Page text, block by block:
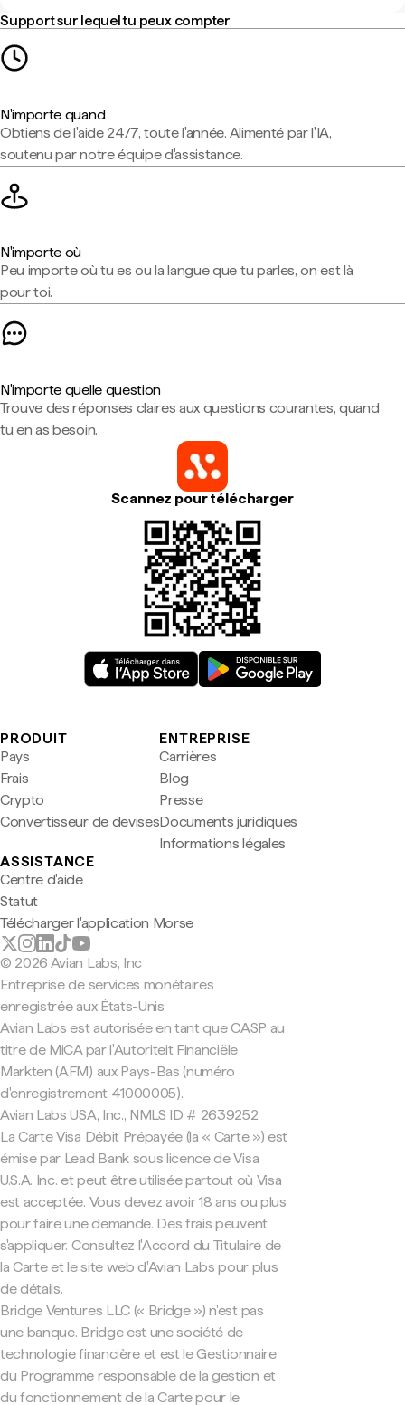
Support sur lequel tu peux compter
N'importe quand
Obtiens de l'aide 24/7, toute l'année. Alimenté par l'IA,
soutenu par notre équipe d'assistance.
N'importe où
Peu importe où tu es ou la langue que tu parles, on est là
pour toi.
N'importe quelle question
Trouve des réponses claires aux questions courantes, quand
tu en as besoin.
Scannez pour télécharger
PRODUIT
Pays
Frais
Crypto
Convertisseur de devises
ENTREPRISE
Carrières
Blog
Presse
Documents juridiques
Informations légales
ASSISTANCE
Centre d'aide
Statut
Télécharger l'application Morse
© 2026 Avian Labs, Inc
Entreprise de services monétaires
enregistrée aux États-Unis
Avian Labs est autorisée en tant que CASP au
titre de MiCA par l'Autoriteit Financiële
Markten (AFM) aux Pays-Bas (numéro
d'enregistrement 41000005).
Avian Labs USA, Inc., NMLS ID # 2639252
La Carte Visa Débit Prépayée (la « Carte ») est
émise par Lead Bank sous licence de Visa
U.S.A. Inc. et peut être utilisée partout où Visa
est acceptée. Vous devez avoir 18 ans ou plus
pour faire une demande. Des frais peuvent
s'appliquer. Consultez l'Accord du Titulaire de
la Carte et le site web d'Avian Labs pour plus
de détails.
Bridge Ventures LLC (« Bridge ») n'est pas
une banque. Bridge est une société de
technologie financière et est le Gestionnaire
du Programme responsable de la gestion et
du fonctionnement de la Carte pour le